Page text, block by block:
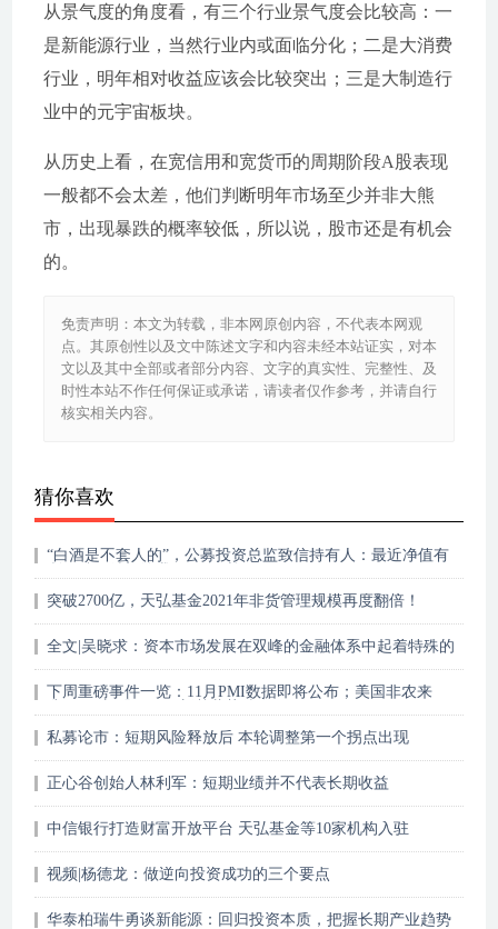
从景气度的角度看，有三个行业景气度会比较高：一
是新能源行业，当然行业内或面临分化；二是大消费
行业，明年相对收益应该会比较突出；三是大制造行
业中的元宇宙板块。
从历史上看，在宽信用和宽货币的周期阶段A股表现
一般都不会太差，他们判断明年市场至少并非大熊
市，出现暴跌的概率较低，所以说，股市还是有机会
的。
免责声明：本文为转载，非本网原创内容，不代表本网观
点。其原创性以及文中陈述文字和内容未经本站证实，对本
文以及其中全部或者部分内容、文字的真实性、完整性、及
时性本站不作任何保证或承诺，请读者仅作参考，并请自行
核实相关内容。
猜你喜欢
“白酒是不套人的”，公募投资总监致信持有人：最近净值有
突破2700亿，天弘基金2021年非货管理规模再度翻倍！
全文|吴晓求：资本市场发展在双峰的金融体系中起着特殊的
下周重磅事件一览：11月PMI数据即将公布；美国非农来
私募论市：短期风险释放后 本轮调整第一个拐点出现
正心谷创始人林利军：短期业绩并不代表长期收益
中信银行打造财富开放平台 天弘基金等10家机构入驻
视频|杨德龙：做逆向投资成功的三个要点
华泰柏瑞牛勇谈新能源：回归投资本质，把握长期产业趋势